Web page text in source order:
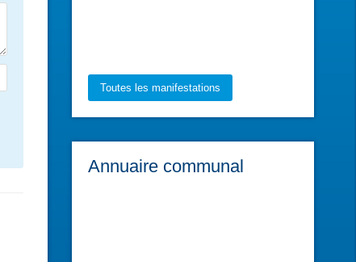
Toutes les manifestations
Annuaire communal